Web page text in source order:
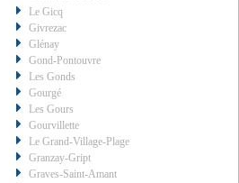
Le Gicq
Givrezac
Glénay
Gond-Pontouvre
Les Gonds
Gourgé
Les Gours
Gourvillette
Le Grand-Village-Plage
Granzay-Gript
Graves-Saint-Amant